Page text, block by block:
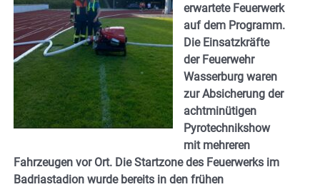
erwartete Feuerwerk
auf dem Programm.
Die Einsatzkräfte
der Feuerwehr
Wasserburg waren
zur Absicherung der
achtminütigen
Pyrotechnikshow
mit mehreren
Fahrzeugen vor Ort. Die Startzone des Feuerwerks im
Badriastadion wurde bereits in den frühen